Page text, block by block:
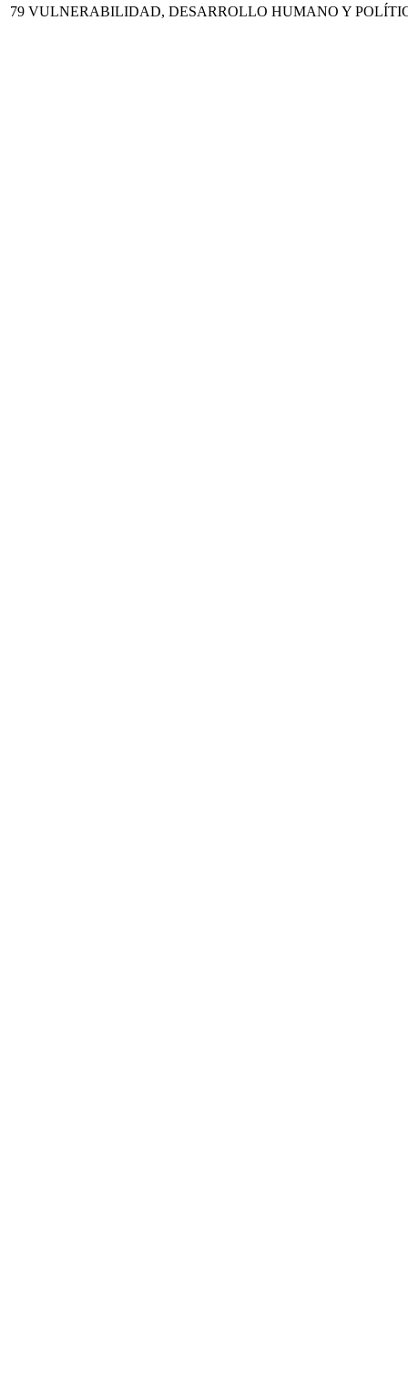
79 VULNERABILIDAD, DESARROLLO HUMANO Y